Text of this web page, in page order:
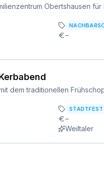
–
STADTFEST
–
Weiltaler